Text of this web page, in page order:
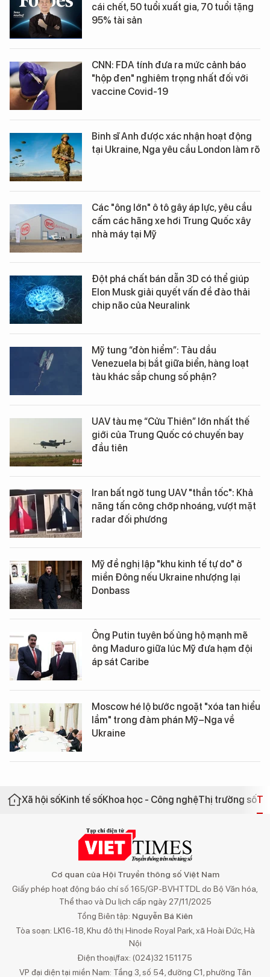
cái chết, 50 tuổi xuất gia, 70 tuổi tặng
95% tài sản
CNN: FDA tính đưa ra mức cảnh báo
"hộp đen" nghiêm trọng nhất đối với
vaccine Covid-19
Binh sĩ Anh được xác nhận hoạt động
tại Ukraine, Nga yêu cầu London làm rõ
Các "ông lớn" ô tô gây áp lực, yêu cầu
cấm các hãng xe hơi Trung Quốc xây
nhà máy tại Mỹ
Đột phá chất bán dẫn 3D có thể giúp
Elon Musk giải quyết vấn đề đào thải
chip não của Neuralink
Mỹ tung “đòn hiểm”: Tàu dầu
Venezuela bị bắt giữa biển, hàng loạt
tàu khác sắp chung số phận?
UAV tàu mẹ “Cửu Thiên” lớn nhất thế
giới của Trung Quốc có chuyến bay
đầu tiên
Iran bất ngờ tung UAV "thần tốc": Khả
năng tấn công chớp nhoáng, vượt mặt
radar đối phương
Mỹ đề nghị lập "khu kinh tế tự do" ở
miền Đông nếu Ukraine nhượng lại
Donbass
Ông Putin tuyên bố ủng hộ mạnh mẽ
ông Maduro giữa lúc Mỹ đưa hạm đội
áp sát Caribe
Moscow hé lộ bước ngoặt "xóa tan hiểu
lầm" trong đàm phán Mỹ–Nga về
Ukraine
Xã hội sốKinh tế sốKhoa học - Công nghệThị trường số
Cơ quan của Hội Truyền thông số Việt Nam
Giấy phép hoạt động báo chí số 165/GP-BVHTTDL do Bộ Văn hóa,
Thể thao và Du lịch cấp ngày 27/11/2025
Tổng Biên tập: Nguyễn Bá Kiên
Tòa soạn: LK16-18, Khu đô thị Hinode Royal Park, xã Hoài Đức, Hà
Nội
Điện thoại/fax: (024)32 151175
VP đại diện tại miền Nam: Tầng 3, số 54, đường C1, phường Tân